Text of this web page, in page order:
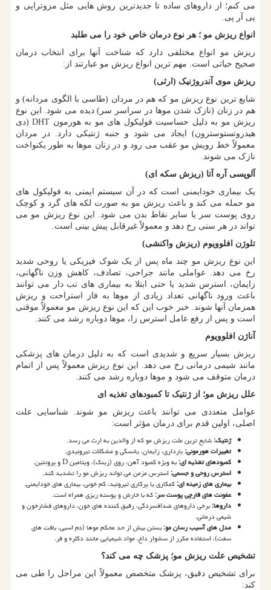
می کنم؛ از داروهای ساده تا جدیدترین روش هایی مثل مزوتراپی و
پی آر پی.
انواع ریزش مو ؛ هر نوع درمان خاص خود را می طلبد
ریزش مو انواع مختلفی دارد که شناخت آنها برای انتخاب درمان
صحیح حیاتی است. مهم ترین انواع ریزش مو عبارتند از:
ریزش موی آندروژنیک (ارثی)
شایع ترین نوع ریزش مو که هم در مردان (طاسی با الگوی مردانه) و
هم در زنان (نازک شدن موها در سراسر سر) دیده می شود. این نوع
ریزش مو به دلیل حساسیت فولیکول های مو به هورمون DHT (دی
هیدروتستوسترون) ایجاد می شود و جنبه ژنتیکی دارد. در مردان
معمولاً خط رویش مو عقب می رود و در زنان موها به طور یکنواخت
نازک می شوند.
آلوپسی آره آتا (ریزش سکه ای)
یک بیماری خودایمنی است که در آن سیستم ایمنی به فولیکول های
مو حمله می کند و باعث ریزش مو به صورت لکه های گرد و کوچک
روی پوست سر یا سایر نقاط بدن می شود. این نوع ریزش مو می
تواند در هر سنی رخ دهد و معمولاً غیرقابل پیش بینی است.
تلوژن افلوویوم (ریزش واکنشی)
این نوع ریزش مو چند ماه پس از یک شوک فیزیکی یا روحی شدید
رخ می دهد. عواملی مانند جراحی، تصادف، کاهش وزن ناگهانی،
زایمان، استرس شدید یا حتی ابتلا به بیماری های تب دار می توانند
باعث ورود ناگهانی تعداد زیادی از موها به فاز استراحت و ریزش
همزمان آنها شوند. خبر خوب این که این نوع ریزش مو معمولاً موقتی
است و پس از رفع عامل استرس زا، موها دوباره رشد می کنند.
آناژن افلوویوم
ریزش بسیار سریع و شدیدی است که به دلیل درمان های پزشکی
مانند شیمی درمانی رخ می دهد. این نوع ریزش معمولاً پس از اتمام
درمان متوقف می شود و موها دوباره رشد می کنند.
علل ریزش مو؛ از ژنتیک تا کمبودهای تغذیه ای
عوامل متعددی می توانند باعث ریزش مو شوند. شناسایی علت
اصلی، اولین قدم برای درمان مؤثر است:
ژنتیک:شایع ترین علت ریزش مو که از والدین به ارث می رسد.
تغییرات هورمونی:بارداری، زایمان، یائسگی و مشکلات تیروئیدی.
کمبودهای تغذیه ای:به ویژه کمبود آهن، روی (زینک)، ویتامینDو پروتئین.
استرس روحی و جسمی:استرس مزمن می تواند ریزش مو را تشدید کند.
بیماری های زمینه ای:کمکاری یا پرکاری تیروئید، کم خونی، بیماری های خودایمنی.
عفونت های قارچی پوست سر:که با خارش و پوسته ریزی همراه است.
داروها:برخی داروهای ضدافسردگی، رقیق کننده های خون، داروهای فشارخون و
شیمی درمانی.
مدل های آسیب رسان مو:بستن بیش از حد محکم موها (دم اسبی، بافت های
سفت)، استفاده مکرر از سشوار داغ، مواد شیمیایی مانند دکلره و فر.
تشخیص علت ریزش مو؛ پزشک چه می کند؟
برای تشخیص دقیق، پزشک متخصص معمولاً این مراحل را طی می
کند: